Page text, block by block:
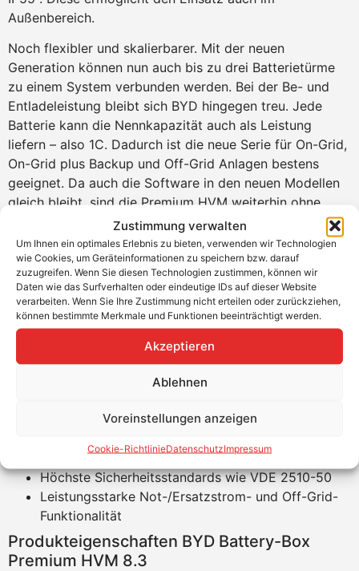
Zustimmung verwalten
Um Ihnen ein optimales Erlebnis zu bieten, verwenden wir Technologien
wie Cookies, um Geräteinformationen zu speichern bzw. darauf
zuzugreifen. Wenn Sie diesen Technologien zustimmen, können wir
Daten wie das Surfverhalten oder eindeutige IDs auf dieser Website
verarbeiten. Wenn Sie Ihre Zustimmung nicht erteilen oder zurückziehen,
können bestimmte Merkmale und Funktionen beeinträchtigt werden.
Akzeptieren
Ablehnen
Voreinstellungen anzeigen
Cookie-RichtlinieDatenschutzImpressum
Außenbereich.
Noch flexibler und skalierbarer. Mit der neuen
Generation können nun auch bis zu drei Batterietürme
zu einem System verbunden werden. Bei der Be- und
Entladeleistung bleibt sich BYD hingegen treu. Jede
Batterie kann die Nennkapazität auch als Leistung
liefern – also 1C. Dadurch ist die neue Serie für On-Grid,
On-Grid plus Backup und Off-Grid Anlagen bestens
geeignet. Da auch die Software in den neuen Modellen
gleich bleibt, sind die Premium HVM weiterhin ohne
Probleme mit Kostal, SMA, Fronius und GoodWe
kompatibel.
Produktvorteile
Preisgekrönte Effizienz dank echter
Serienschaltung
Das patentierte modulare Steckdesign erfordert
keine interne Verkabelung und ermöglicht
maximale Flexibilität und Benutzerfreundlichkeit
Maximale Sicherheit, Lebensdauer und Leistung
Wechselrichtern
Höchste Sicherheitsstandards wie VDE 2510-50
Leistungsstarke Not-/Ersatzstrom- und Off-Grid-
Funktionalität
Produkteigenschaften BYD Battery-Box
Premium HVM 8.3